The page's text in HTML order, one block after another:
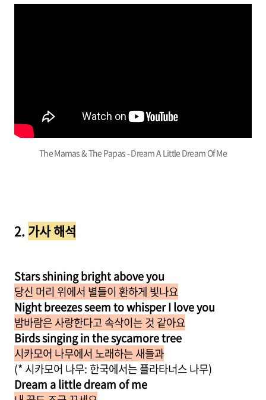
The Mamas & The Papas - Dream A Little Dream Of Me
2.가사 해석
Stars shining bright above you
당신 머리 위에서 별들이 환하게 빛나요
Night breezes seem to whisper I love you
밤바람은 사랑한다고 속삭이는 것 같아요
Birds singing in the sycamore tree
시카모어 나무에서 노래하는 새들과
(* 시카모어 나무: 한국에서는 플라타너스 나무)
Dream a little dream of me